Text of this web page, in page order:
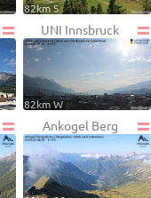
82km S
UNI Innsbruck
82km W
Ankogel Berg